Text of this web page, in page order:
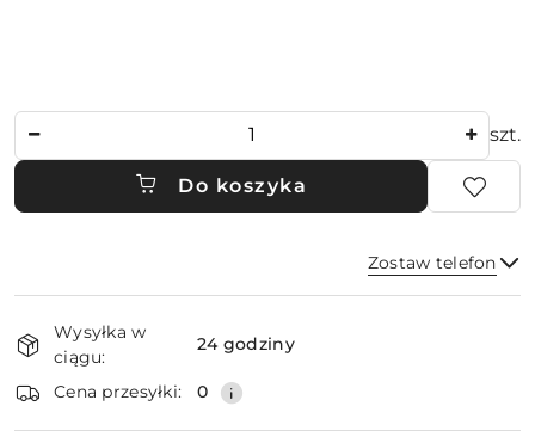
szt.
Do koszyka
Zostaw telefon
i
dostawa
Wysyłka w
ciągu:
24 godziny
Cena przesyłki: 0